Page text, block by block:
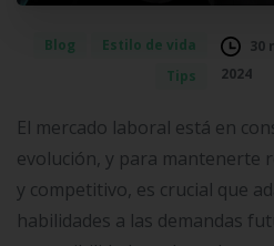
Blog
Estilo de vida
Tips
30
2024
El mercado laboral está en
evolución, y para mantenerte
y competitivo, es crucial que
habilidades a las demandas